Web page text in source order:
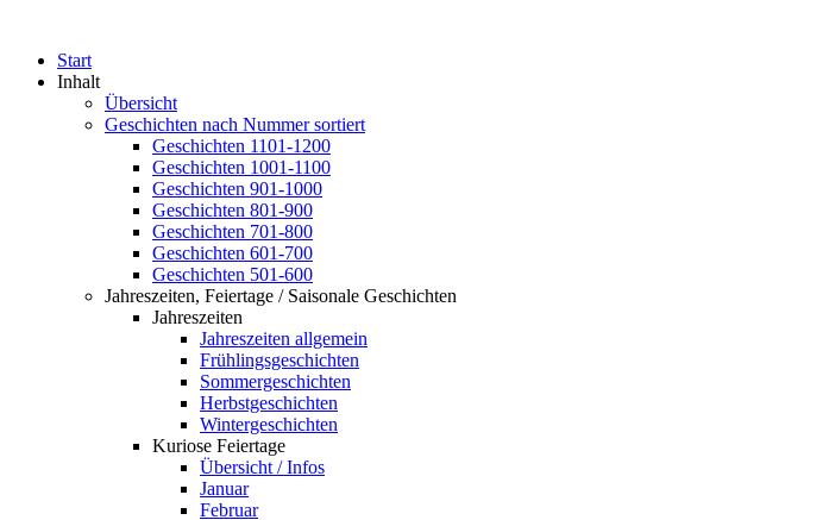
Start
Inhalt
Übersicht
Geschichten nach Nummer sortiert
Geschichten 1101-1200
Geschichten 1001-1100
Geschichten 901-1000
Geschichten 801-900
Geschichten 701-800
Geschichten 601-700
Geschichten 501-600
Jahreszeiten, Feiertage / Saisonale Geschichten
Jahreszeiten
Jahreszeiten allgemein
Frühlingsgeschichten
Sommergeschichten
Herbstgeschichten
Wintergeschichten
Kuriose Feiertage
Übersicht / Infos
Januar
Februar